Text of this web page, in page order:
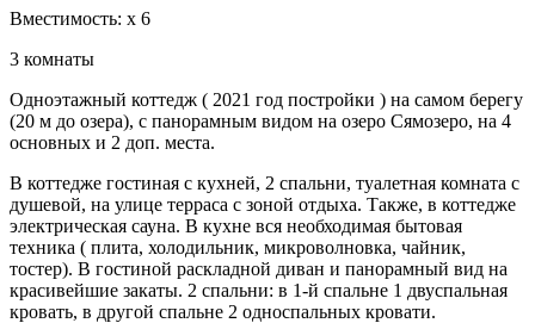
Вместимость: x 6
3 комнаты
Одноэтажный коттедж ( 2021 год постройки ) на самом берегу
(20 м до озера), с панорамным видом на озеро Сямозеро, на 4
основных и 2 доп. места.
В коттедже гостиная с кухней, 2 спальни, туалетная комната с
душевой, на улице терраса с зоной отдыха. Также, в коттедже
электрическая сауна. В кухне вся необходимая бытовая
техника ( плита, холодильник, микроволновка, чайник,
тостер). В гостиной раскладной диван и панорамный вид на
красивейшие закаты. 2 спальни: в 1-й спальне 1 двуспальная
кровать, в другой спальне 2 односпальных кровати.